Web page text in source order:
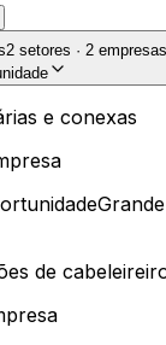
2 setores · 2 empresas
e conexas
de